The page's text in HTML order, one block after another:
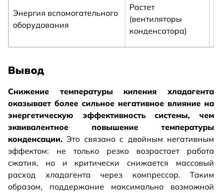
Энергия вспомогательного
оборудования
Растет
(вентиляторы
конденсатора)
Вывод
Снижение температуры кипения хладагента
оказывает более сильное негативное влияние на
энергетическую эффективность системы, чем
эквивалентное повышение температуры
конденсации. Это связано с двойным негативным
эффектом: не только резко возрастает работа
сжатия, но и критически снижается массовый
расход хладагента через компрессор. Таким
образом, поддержание максимально возможной